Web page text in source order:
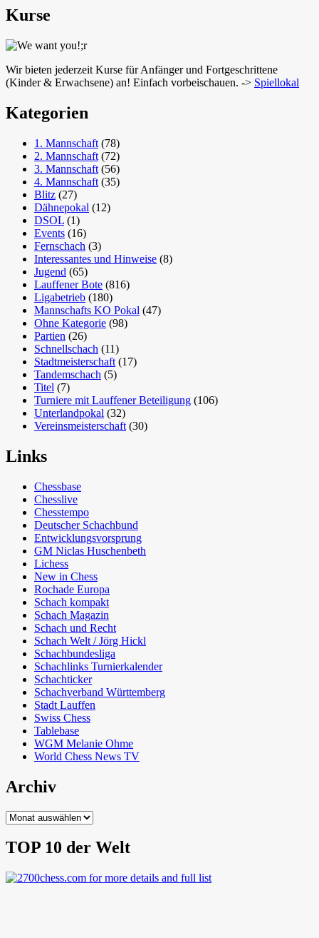
Kurse
Wir bieten jederzeit Kurse für Anfänger und Fortgeschrittene
(Kinder & Erwachsene) an! Einfach vorbeischauen. -> Spiellokal
Kategorien
1. Mannschaft (78)
2. Mannschaft (72)
3. Mannschaft (56)
4. Mannschaft (35)
Blitz (27)
Dähnepokal (12)
DSOL (1)
Events (16)
Fernschach (3)
Interessantes und Hinweise (8)
Jugend (65)
Lauffener Bote (816)
Ligabetrieb (180)
Mannschafts KO Pokal (47)
Ohne Kategorie (98)
Partien (26)
Schnellschach (11)
Stadtmeisterschaft (17)
Tandemschach (5)
Titel (7)
Turniere mit Lauffener Beteiligung (106)
Unterlandpokal (32)
Vereinsmeisterschaft (30)
Links
Chessbase
Chesslive
Chesstempo
Deutscher Schachbund
Entwicklungsvorsprung
GM Niclas Huschenbeth
Lichess
New in Chess
Rochade Europa
Schach kompakt
Schach Magazin
Schach und Recht
Schach Welt / Jörg Hickl
Schachbundesliga
Schachlinks Turnierkalender
Schachticker
Schachverband Württemberg
Stadt Lauffen
Swiss Chess
Tablebase
WGM Melanie Ohme
World Chess News TV
Archiv
Archiv
TOP 10 der Welt